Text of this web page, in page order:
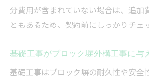
分費用が含まれていない場合は、追加
ともあるため、契約前にしっかりチェ
基礎工事がブロック塀外構工事に与
基礎工事はブロック塀の耐久性や安全